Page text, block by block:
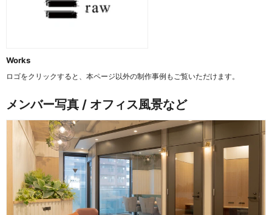
Works
ロゴをクリックすると、本ページ以外の制作事例もご覧いただけます。
メンバー写真 / オフィス風景など